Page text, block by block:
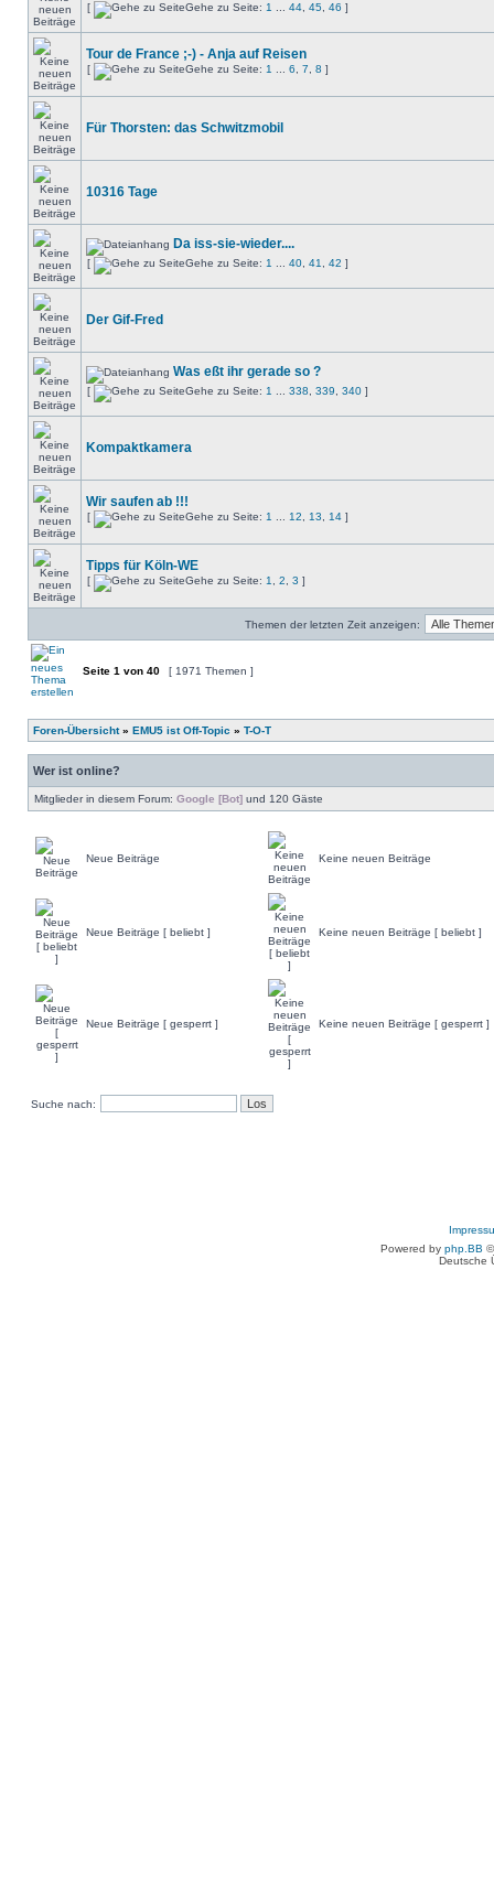
[ Gehe zu Seite: 1 44 45 46 ]
Tour de France ;-) - Anja auf Reisen
[ Gehe zu Seite: 1 6 7 8 ]
Für Thorsten: das Schwitzmobil
10316 Tage
Da iss-sie-wieder....
[ Gehe zu Seite: 1 40 41 42 ]
Der Gif-Fred
Was eßt ihr gerade so ?
[ Gehe zu Seite: 1 338 339 340 ]
Kompaktkamera
Wir saufen ab !!!
[ Gehe zu Seite: 1 12 13 14 ]
Tipps für Köln-WE
[ Gehe zu Seite: 1 2 3 ]
Themen der letzten Zeit anzeigen:
Seite 1 von 40 [ 1971 Themen ]
Foren-Übersicht» EMU5 ist Off-Topic » T-O-T
Wer ist online?
Mitglieder in diesem Forum: Google [Bot] und 120 Gäste
Neue Beiträge Keine neuen Beiträge
Neue Beiträge [ beliebt ] Keine neuen Beiträge [ beliebt ]
Neue Beiträge [ gesperrt ] Keine neuen Beiträge [ gesperrt ]
Suche nach:
Powered by php.BB
Deutsche